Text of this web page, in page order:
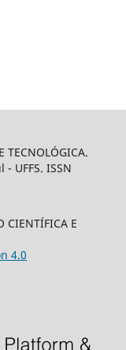
TECNOLÓGICA.
UFFS. ISSN
CIENTÍFICA E
4.0